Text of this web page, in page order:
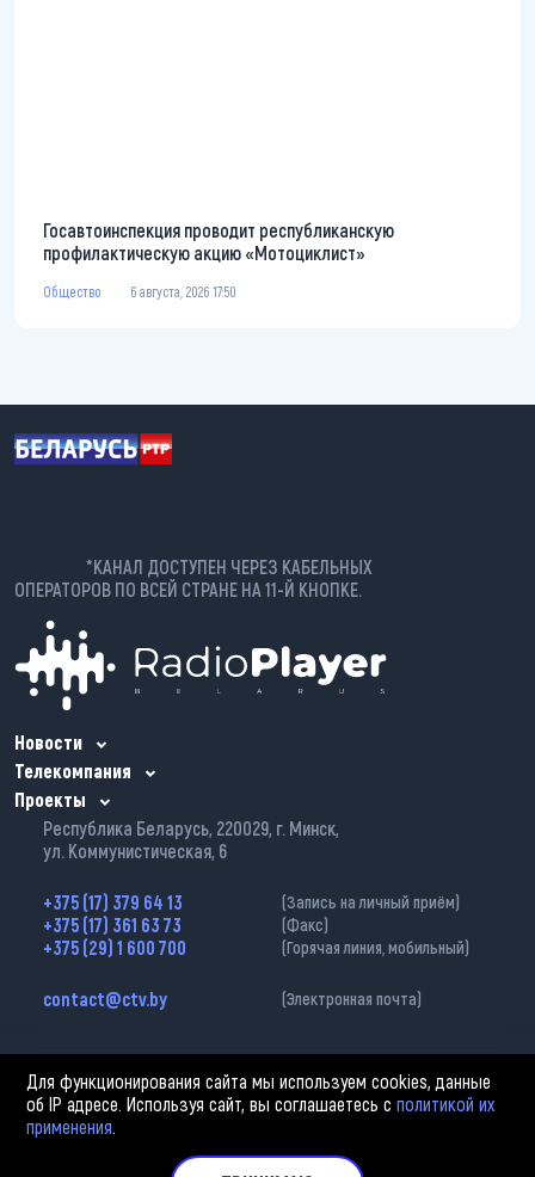
Госавтоинспекция проводит республиканскую
профилактическую акцию «Мотоциклист»
Общество 6 августа, 2026 17:50
*КАНАЛ ДОСТУПЕН ЧЕРЕЗ КАБЕЛЬНЫХ
ОПЕРАТОРОВ ПО ВСЕЙ СТРАНЕ НА 11-Й КНОПКЕ.
Новости
Телекомпания
Проекты
Республика Беларусь, 220029, г. Минск,
ул. Коммунистическая, 6
+375 (17) 379 64 13 (Запись на личный приём)
+375 (17) 361 63 73 (Факс)
+375 (29) 1 600 700 (Горячая линия, мобильный)
contact@ctv.by (Электронная почта)
2002—2026 © ЗАО «Столичное телевидение». При любом использовании
материалов активная гиперссылка на «belarus-news.by» обязательна.
Для функционирования сайта мы используем cookies, данные
об IP адресе. Используя сайт, вы соглашаетесь сполитикой их
применения.